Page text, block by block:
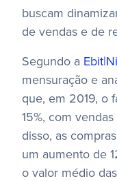
buscam
de vendas e de
Segundo a
mensuração e
que, em 2019, o
15%, com
disso, as
um aumento de
o valor médio